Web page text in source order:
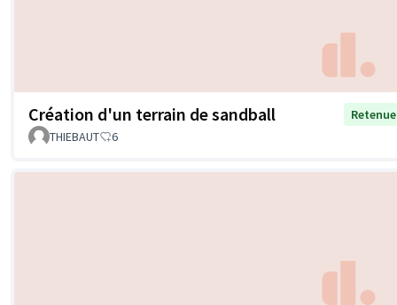
Création d'un terrain de sandball
Retenue
THIEBAUT
6